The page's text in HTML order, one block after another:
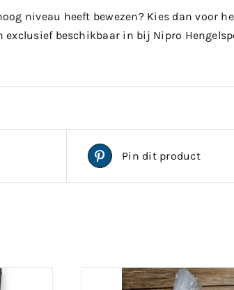
niveau heeft bewezen? Kies dan voor
beschikbaar in bij Nipro
Pin dit product